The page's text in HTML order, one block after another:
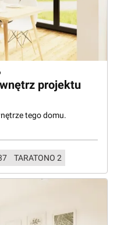
projektu
tego domu.
TARATONO 2